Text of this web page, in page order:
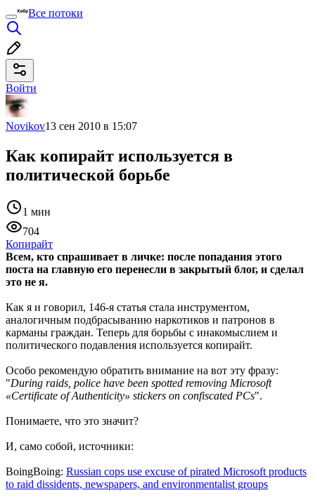
Все потоки
Войти
Novikov13 сен 2010 в 15:07
Как копирайт используется в
политической борьбе
1 мин
704
Копирайт
Всем, кто спрашивает в личке: после попадания этого
поста на главную его перенесли в закрытый блог, и сделал
это не я.
Как я и говорил, 146-я статья стала инструментом,
аналогичным подбрасыванию наркотиков и патронов в
карманы граждан. Теперь для борьбы с инакомыслием и
политического подавления используется копирайт.
Особо рекомендую обратить внимание на вот эту фразу:
"During raids, police have been spotted removing Microsoft
«Certificate of Authenticity» stickers on confiscated PCs".
Понимаете, что это значит?
И, само собой, источники:
BoingBoing: Russian cops use excuse of pirated Microsoft products
to raid dissidents, newspapers, and environmentalist groups